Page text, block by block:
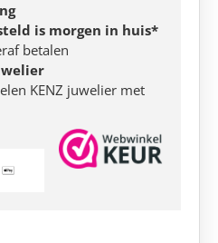
is morgen in huis*
betalen
KENZ juwelier met